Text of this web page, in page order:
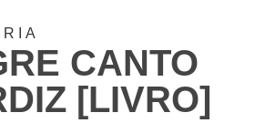
CANTO
[LIVRO]